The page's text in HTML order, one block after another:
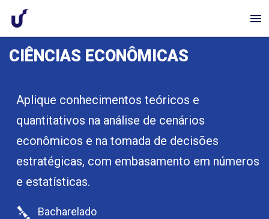
menu
CIÊNCIAS ECONÔMICAS
Aplique conhecimentos teóricos e
quantitativos na análise de cenários
econômicos e na tomada de decisões
estratégicas, com embasamento em números
e estatísticas.
Bacharelado